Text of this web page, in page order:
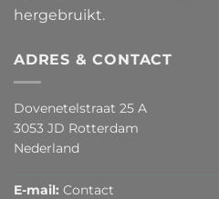
hergebruikt.
ADRES & CONTACT
Dovenetelstraat 25 A
3053 JD Rotterdam
Nederland
E-mail: Contact